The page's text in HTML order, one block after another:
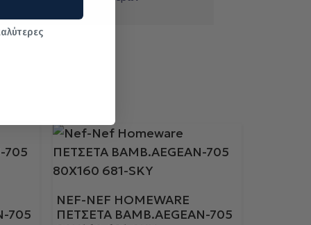
705
NEF-NEF HOMEWARE
ΠΕΤΣΕΤΑ ΒΑΜΒ.AEGEAN-705